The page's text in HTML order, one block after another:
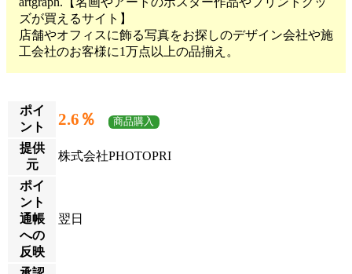
ズが買えるサイト】
店舗やオフィスに飾る写真をお探しのデザイン会社や施
工会社のお客様に1万点以上の品揃え。
ポイ
ント
2.6％ 商品購入
提供
元
株式会社PHOTOPRI
ポイ
ント
通帳
への
反映
翌日